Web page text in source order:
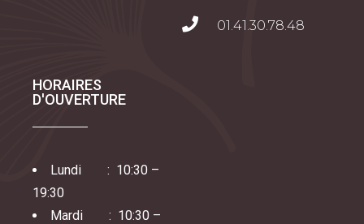
01.41.30.78.48
HORAIRES
D'OUVERTURE
Lundi : 10:30 –
19:30
Mardi : 10:30 –